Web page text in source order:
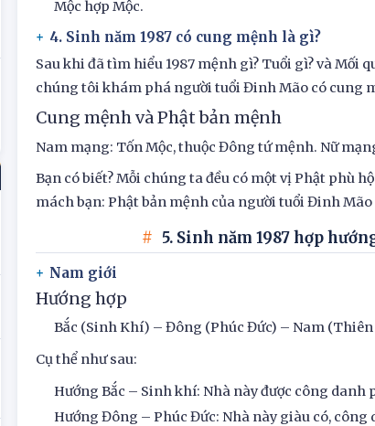
Mộc hợp Mộc.
4. Sinh năm 1987 có cung mệnh là gì?
Sau khi đã tìm hiểu 1987 mệnh gì? Tuổi gì? và Mối
chúng tôi khám phá người tuổi Đinh Mão có cung
Cung mệnh và Phật bản mệnh
Nam mạng: Tốn Mộc, thuộc Đông tứ mệnh. Nữ
Bạn có biết? Mỗi chúng ta đều có một vị Phật phù
mách bạn: Phật bản mệnh của người tuổi Đinh
5. Sinh năm 1987 hợp
Nam giới
Hướng hợp
Bắc (Sinh Khí) – Đông (Phúc Đức) – Nam
Cụ thể như sau:
Hướng Bắc – Sinh khí: Nhà này được công
Hướng Đông – Phúc Đức: Nhà này giàu có,